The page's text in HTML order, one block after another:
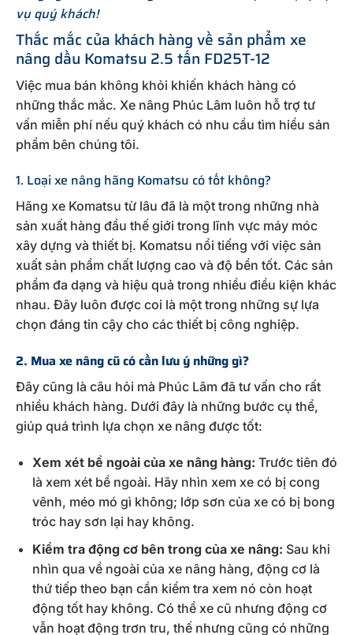
vụ quý khách!
Thắc mắc của khách hàng về sản phẩm xe
nâng dầu Komatsu 2.5 tấn FD25T-12
Việc mua bán không khỏi khiến khách hàng có
những thắc mắc. Xe nâng Phúc Lâm luôn hỗ trợ tư
vấn miễn phí nếu quý khách có nhu cầu tìm hiểu sản
phẩm bên chúng tôi.
1. Loại xe nâng hãng Komatsu có tốt không?
Hãng xe Komatsu từ lâu đã là một trong những nhà
sản xuất hàng đầu thế giới trong lĩnh vực máy móc
xây dựng và thiết bị. Komatsu nổi tiếng với việc sản
xuất sản phẩm chất lượng cao và độ bền tốt. Các sản
phẩm đa dạng và hiệu quả trong nhiều điều kiện khác
nhau. Đây luôn được coi là một trong những sự lựa
chọn đáng tin cậy cho các thiết bị công nghiệp.
2. Mua xe nâng cũ có cần lưu ý những gì?
Đây cũng là câu hỏi mà Phúc Lâm đã tư vấn cho rất
nhiều khách hàng. Dưới đây là những bước cụ thể,
giúp quá trình lựa chọn xe nâng được tốt:
Xem xét bề ngoài của xe nâng hàng: Trước tiên đó
là xem xét bề ngoài. Hãy nhìn xem xe có bị cong
vênh, méo mó gì không; lớp sơn của xe có bị bong
tróc hay sơn lại hay không.
Kiểm tra động cơ bên trong của xe nâng: Sau khi
nhìn qua về ngoài của xe nâng hàng, động cơ là
thứ tiếp theo bạn cần kiểm tra xem nó còn hoạt
động tốt hay không. Có thể xe cũ nhưng động cơ
vẫn hoạt động trơn tru, thế nhưng cũng có những